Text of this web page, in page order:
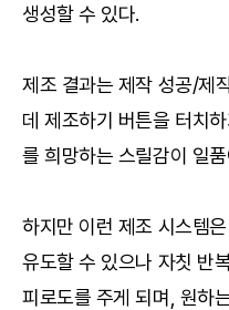
생성할 수 있다.
제조 결과는 제작 성공/제
데 제조하기 버튼을 터치
를 희망하는 스릴감이 일
하지만 이런 제조 시스템
유도할 수 있으나 자칫 반
피로도를 주게 되며, 원하